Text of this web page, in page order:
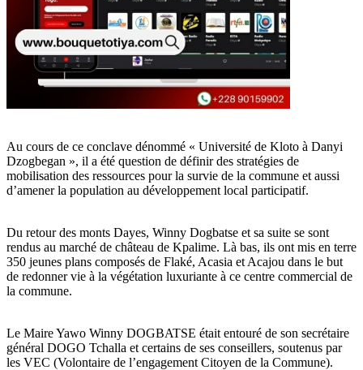
Au cours de ce conclave dénommé « Université de Kloto à Danyi
Dzogbegan », il a été question de définir des stratégies de
mobilisation des ressources pour la survie de la commune et aussi
d’amener la population au développement local participatif.
Du retour des monts Dayes, Winny Dogbatse et sa suite se sont
rendus au marché de château de Kpalime. Là bas, ils ont mis en terre
350 jeunes plans composés de Flaké, Acasia et Acajou dans le but
de redonner vie à la végétation luxuriante à ce centre commercial de
la commune.
Le Maire Yawo Winny DOGBATSE était entouré de son secrétaire
général DOGO Tchalla et certains de ses conseillers, soutenus par
les VEC (Volontaire de l’engagement Citoyen de la Commune).